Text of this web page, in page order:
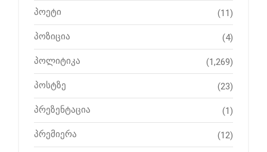
პოეტი (11)
პოზიცია (4)
პოლიტიკა (1,269)
პოსტზე (23)
პრეზენტაცია (1)
პრემიერა (12)